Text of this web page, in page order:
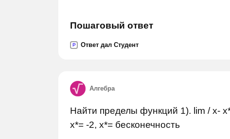
Пошаговый ответ
P Ответ дал Студент
Алгебра
Найти пределы функций 1). lim / x-
x*= -2, x*= бесконечность